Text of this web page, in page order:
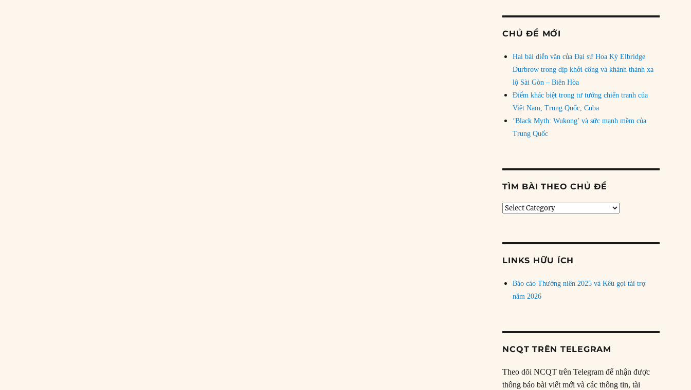
CHỦ ĐỀ MỚI
Hai bài diễn văn của Đại sứ Hoa Kỳ Elbridge
Durbrow trong dịp khởi công và khánh thành xa
lộ Sài Gòn – Biên Hòa
Điểm khác biệt trong tư tưởng chiến tranh của
Việt Nam, Trung Quốc, Cuba
‘Black Myth: Wukong’ và sức mạnh mềm của
Trung Quốc
TÌM BÀI THEO CHỦ ĐỀ
Tìm
LINKS HỮU ÍCH
Báo cáo Thường niên 2025 và Kêu gọi tài trợ
năm 2026
NCQT TRÊN TELEGRAM
Theo dõi NCQT trên Telegram để nhận được
thông báo bài viết mới và các thông tin, tài